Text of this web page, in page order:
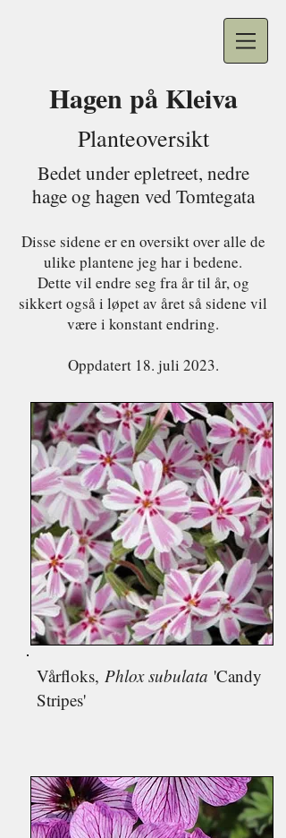
Hagen på Kleiva
Planteoversikt
Bedet under epletreet, nedre
hage og hagen ved Tomtegata
Disse sidene er en oversikt over alle de
ulike plantene jeg har i bedene.
Dette vil endre seg fra år til år, og
sikkert også i løpet av året så sidene vil
være i konstant endring.
Oppdatert 18. juli 2023.
Vårfloks, Phlox subulata 'Candy
Stripes'